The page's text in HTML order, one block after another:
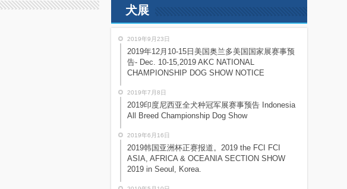
犬展
2019年9月23日
2019年12月10-15日美国奥兰多美国国家展赛事预
告- Dec. 10-15,2019 AKC NATIONAL
CHAMPIONSHIP DOG SHOW NOTICE
2019年7月8日
2019印度尼西亚全犬种冠军展赛事预告 Indonesia
All Breed Championship Dog Show
2019年6月16日
2019韩国亚洲杯正赛报道。2019 the FCI FCI
ASIA, AFRICA & OCEANIA SECTION SHOW
2019 in Seoul, Korea.